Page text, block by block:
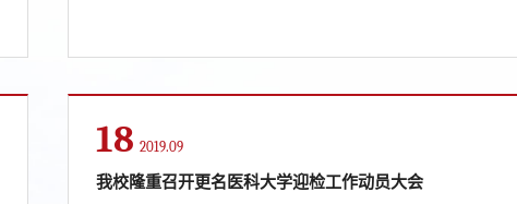
18 2019.09
我校隆重召开更名医科大学迎检工作动员大会